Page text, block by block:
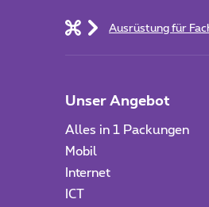
Ausrüstung für
Unser Angebot
Alles in 1 Packungen
Mobil
Internet
ICT